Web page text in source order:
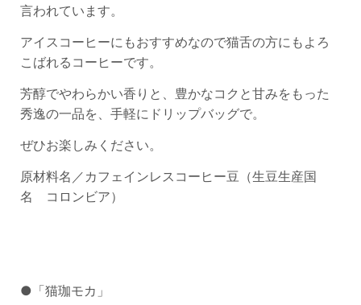
言われています。
アイスコーヒーにもおすすめなので猫舌の方にもよろ
こばれるコーヒーです。
芳醇でやわらかい香りと、豊かなコクと甘みをもった
秀逸の一品を、手軽にドリップバッグで。
ぜひお楽しみください。
原材料名／カフェインレスコーヒー豆（生豆生産国
名 コロンビア）
●「猫珈モカ」